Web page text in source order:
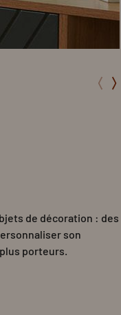
de décoration : des
son
porteurs.